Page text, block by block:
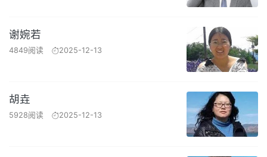
谢婉若
4849阅读 2025-12-13
胡垚
5928阅读 2025-12-13